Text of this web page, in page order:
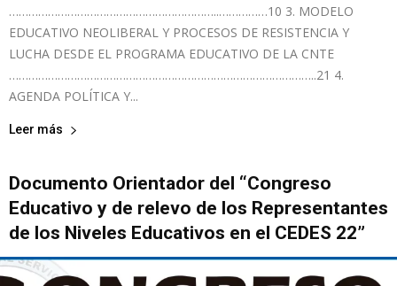
………………………………………………………..……………10 3. MODELO
EDUCATIVO NEOLIBERAL Y PROCESOS DE RESISTENCIA Y
LUCHA DESDE EL PROGRAMA EDUCATIVO DE LA CNTE
…………………………………………………………………………………..21 4.
AGENDA POLÍTICA Y...
Leer más
Documento Orientador del “Congreso
Educativo y de relevo de los Representantes
de los Niveles Educativos en el CEDES 22”